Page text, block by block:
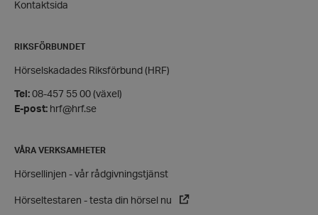
Kontaktsida
RIKSFÖRBUNDET
Hörselskadades Riksförbund (HRF)
Tel: 08-457 55 00 (växel)
E-post: hrf@hrf.se
VÅRA VERKSAMHETER
Hörsellinjen - vår rådgivningstjänst
Hörseltestaren - testa din hörsel nu
Strikt nödvändiga kakor tillåter
användas ordentligt utan strikt nödvändiga cookies.
Namn
hrf-popup-closed-*